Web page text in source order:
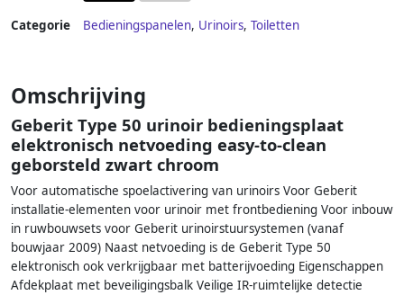
Categorie Bedieningspanelen, Urinoirs, Toiletten
Omschrijving
Geberit Type 50 urinoir bedieningsplaat
elektronisch netvoeding easy-to-clean
geborsteld zwart chroom
Voor automatische spoelactivering van urinoirs Voor Geberit
installatie-elementen voor urinoir met frontbediening Voor inbouw
in ruwbouwsets voor Geberit urinoirstuursystemen (vanaf
bouwjaar 2009) Naast netvoeding is de Geberit Type 50
elektronisch ook verkrijgbaar met batterijvoeding Eigenschappen
Afdekplaat met beveiligingsbalk Veilige IR-ruimtelijke detectie